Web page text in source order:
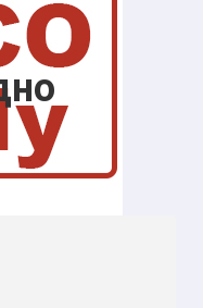
NSF H1 SS